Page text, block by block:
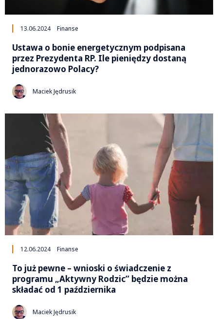
13.06.2024 Finanse
Ustawa o bonie energetycznym podpisana
przez Prezydenta RP. Ile pieniędzy dostaną
jednorazowo Polacy?
Maciek Jędrusik
12.06.2024 Finanse
To już pewne – wnioski o świadczenie z
programu „Aktywny Rodzic” będzie można
składać od 1 października
Maciek Jędrusik